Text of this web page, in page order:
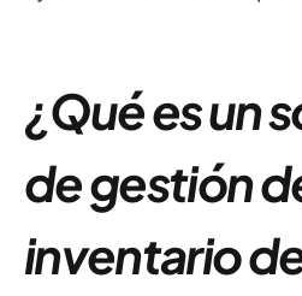
¿Qué es un
de gestión
inventario